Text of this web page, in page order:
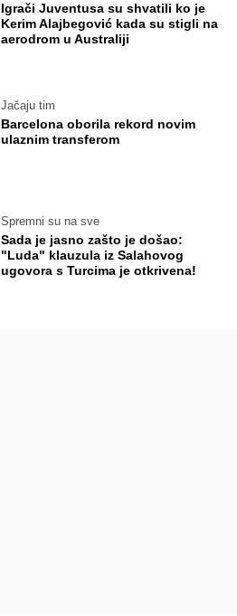
Igrači Juventusa su shvatili ko je
Kerim Alajbegović kada su stigli na
aerodrom u Australiji
Jačaju tim
Barcelona oborila rekord novim
ulaznim transferom
Spremni su na sve
Sada je jasno zašto je došao:
"Luda" klauzula iz Salahovog
ugovora s Turcima je otkrivena!